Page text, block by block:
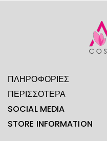
ΠΛΗΡΟΦΟΡΊΕΣ
ΠΕΡΙΣΣΌΤΕΡΑ
SOCIAL MEDIA
STORE INFORMATION